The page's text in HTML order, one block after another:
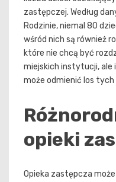
zastępczej. Według
Rodzinie, niemal 80
wśród nich są również
które nie chcą być
miejskich instytucji, ale
może odmienić los tych
opieki
Opieka zastępcza